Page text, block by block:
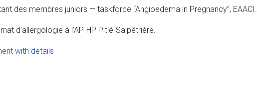
des membres juniors — taskforce “Angioedema in Pregnancy”, EAACI.
d’allergologie à l’AP-HP Pitié-Salpêtrière.
with details